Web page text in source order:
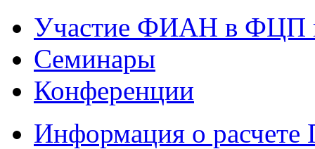
Участие ФИАН в ФЦП
Семинары
Конференции
Информация о